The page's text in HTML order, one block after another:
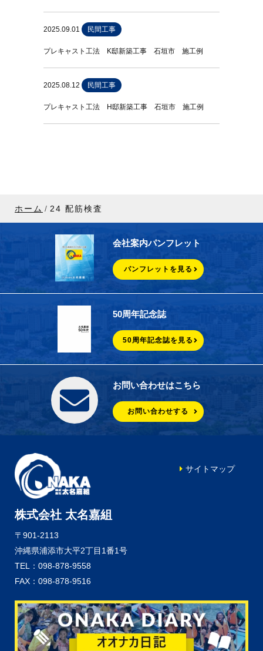
2025.09.01 民間工事
プレキャスト工法 K邸新築工事 石垣市 施工例
2025.08.12 民間工事
プレキャスト工法 H邸新築工事 石垣市 施工例
ホーム 24 配筋検査
会社案内パンフレット
パンフレットを見る
50周年記念誌
50周年記念誌を見る
お問い合わせはこちら
お問い合わせする
株式会社 太名嘉組
〒901-2113
沖縄県浦添市大平2丁目1番1号
TEL：098-878-9558
FAX：098-878-9516
サイトマップ